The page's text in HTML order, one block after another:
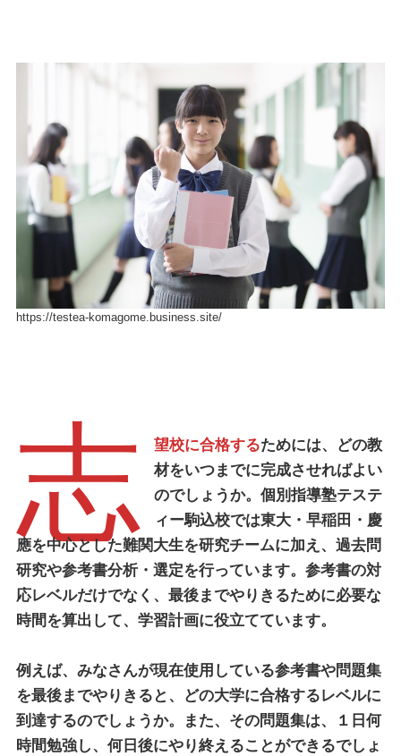
https://testea-komagome.business.site/
志 望校に合格するためには、どの教
材をいつまでに完成させればよい
のでしょうか。 個別指導塾テステ
ィー駒込校では東大・早稲田・慶
應を中心とした難関大生を研究チームに加え、過去問
研究や参考書分析・選定を行っています。参考書の対
応レベルだけでなく、最後までやりきるために必要な
時間を算出して、学習計画に役立てています。
例えば、みなさんが現在使用している参考書や問題集
を最後までやりきると、どの大学に合格するレベルに
到達するのでしょうか。また、その問題集は、１日何
時間勉強し、何日後にやり終えることができるでしょ